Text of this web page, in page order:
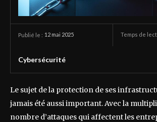
Publié le : 12 mai 2025 Temps de
Cybersécurité
Le sujet de la protection de ses
jamais été aussi important. Avec la
nombre d’attaques qui affectent les